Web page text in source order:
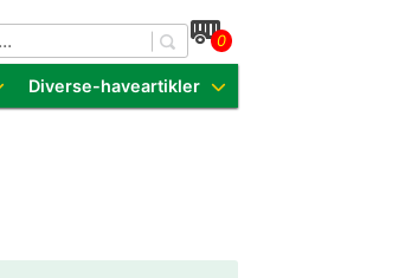
0
Diverse-haveartikler